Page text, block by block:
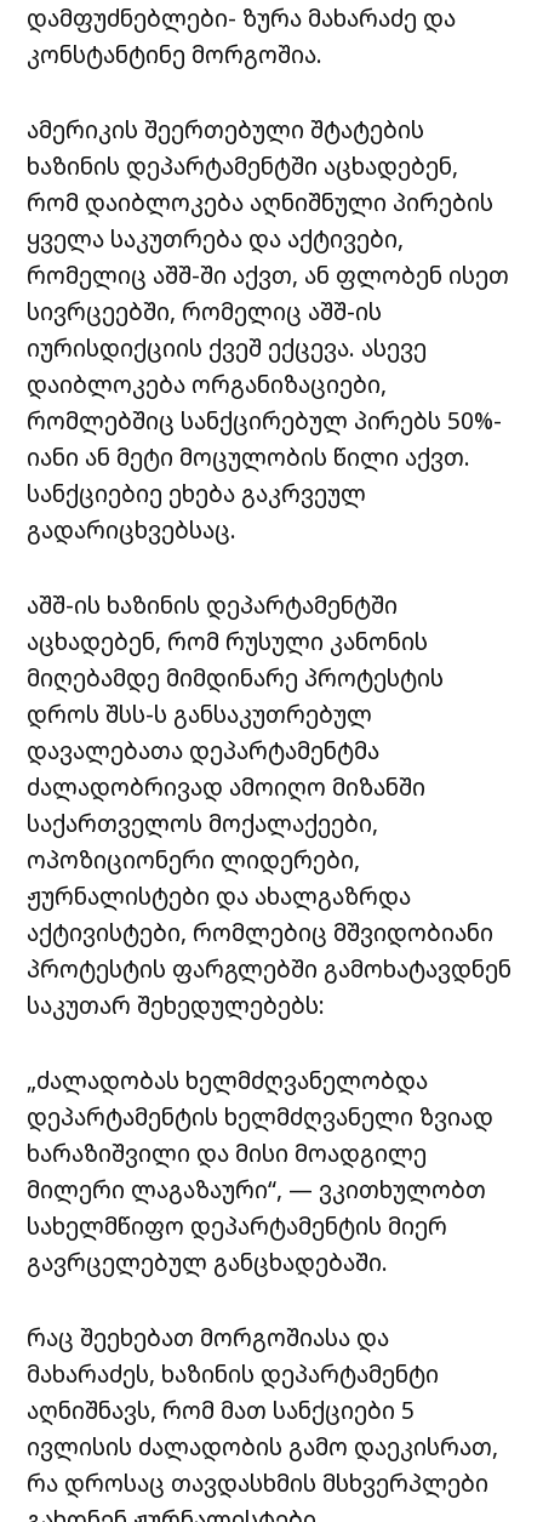
დამფუძნებლები- ზურა მახარაძე და
კონსტანტინე მორგოშია.
ამერიკის შეერთებული შტატების
ხაზინის დეპარტამენტში აცხადებენ,
რომ დაიბლოკება აღნიშნული პირების
ყველა საკუთრება და აქტივები,
რომელიც აშშ-ში აქვთ, ან ფლობენ ისეთ
სივრცეებში, რომელიც აშშ-ის
იურისდიქციის ქვეშ ექცევა. ასევე
დაიბლოკება ორგანიზაციები,
რომლებშიც სანქცირებულ პირებს 50%-
იანი ან მეტი მოცულობის წილი აქვთ.
სანქციებიე ეხება გაკრვეულ
გადარიცხვებსაც.
აშშ-ის ხაზინის დეპარტამენტში
აცხადებენ, რომ რუსული კანონის
მიღებამდე მიმდინარე პროტესტის
დროს შსს-ს განსაკუთრებულ
დავალებათა დეპარტამენტმა
ძალადობრივად ამოიღო მიზანში
საქართველოს მოქალაქეები,
ოპოზიციონერი ლიდერები,
ჟურნალისტები და ახალგაზრდა
აქტივისტები, რომლებიც მშვიდობიანი
პროტესტის ფარგლებში გამოხატავდნენ
საკუთარ შეხედულებებს:
„ძალადობას ხელმძღვანელობდა
დეპარტამენტის ხელმძღვანელი ზვიად
ხარაზიშვილი და მისი მოადგილე
მილერი ლაგაზაური“, — ვკითხულობთ
სახელმწიფო დეპარტამენტის მიერ
გავრცელებულ განცხადებაში.
რაც შეეხებათ მორგოშიასა და
მახარაძეს, ხაზინის დეპარტამენტი
აღნიშნავს, რომ მათ სანქციები 5
ივლისის ძალადობის გამო დაეკისრათ,
რა დროსაც თავდასხმის მსხვერპლები